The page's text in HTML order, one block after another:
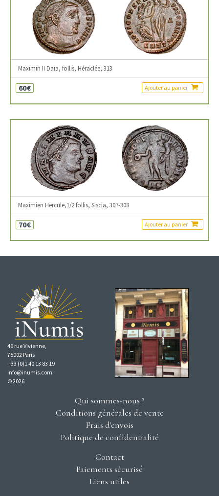
Maximin II Daia, follis, Héraclée, 313
60€ Ajouter au panier
Maximien Hercule,1/2 follis, Siscia, 307-308
70€ Ajouter au panier
46 rue Vivienne,
75002 Paris
+33 (0)1 40 13 83 19
info@inumis.com
© 2026
Qui sommes-nous ?
Conditions générales de vente
Frais d'envois
Politique de confidentialité
Contact
Paiements sécurisé
Liens utiles